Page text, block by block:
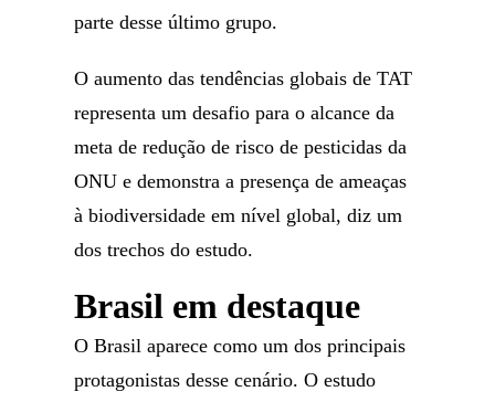
parte desse último grupo.
O aumento das tendências globais de TAT
representa um desafio para o alcance da
meta de redução de risco de pesticidas da
ONU e demonstra a presença de ameaças
à biodiversidade em nível global, diz um
dos trechos do estudo.
Brasil em destaque
O Brasil aparece como um dos principais
protagonistas desse cenário. O estudo